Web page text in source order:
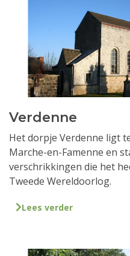
Verdenne
Het dorpje Verdenne ligt
Marche-en-Famenne en
verschrikkingen die het
Tweede Wereldoorlog.
Lees verder